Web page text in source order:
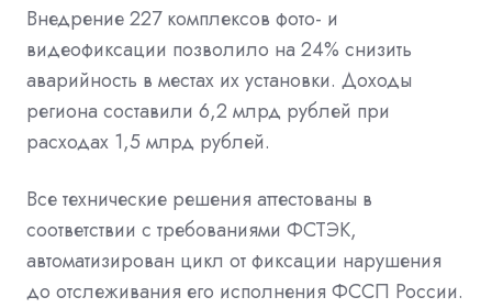
Внедрение 227 комплексов фото- и
видеофиксации позволило на 24% снизить
аварийность в местах их установки. Доходы
региона составили 6,2 млрд рублей при
расходах 1,5 млрд рублей.
Все технические решения аттестованы в
соответствии с требованиями ФСТЭК,
автоматизирован цикл от фиксации нарушения
до отслеживания его исполнения ФССП России.